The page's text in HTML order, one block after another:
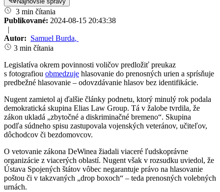
3 min čítania
Publikované: 2024-08-15 20:43:38
|
Autor: Samuel Burda,
3 min čítania
Legislatíva okrem povinnosti voličov predložiť preukaz
s fotografiou obmedzuje hlasovanie do prenosných urien a sprísňuje
predbežné hlasovanie – odovzdávanie hlasov bez identifikácie.
Nugent zamietol aj ďalšie články podnetu, ktorý minulý rok podala
demokratická skupina Elias Law Group. Tá v žalobe tvrdila, že
zákon ukladá „zbytočné a diskriminačné bremeno“. Skupina
podľa súdneho spisu zastupovala vojenských veteránov, učiteľov,
dôchodcov či bezdomovcov.
O vetovanie zákona DeWinea žiadali viaceré ľudskoprávne
organizácie z viacerých oblastí. Nugent však v rozsudku uviedol, že
Ústava Spojených štátov vôbec negarantuje právo na hlasovanie
poštou či v takzvaných „drop boxoch“ – teda prenosných volebných
urnách.